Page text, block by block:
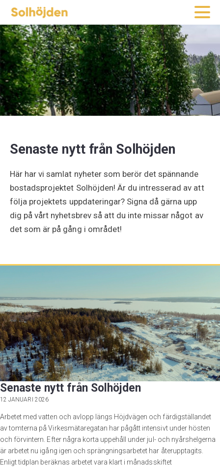
Senaste nytt från Solhöjden
Här har vi samlat nyheter som berör det spännande
bostadsprojektet Solhöjden! Är du intresserad av att
följa projektets uppdateringar? Signa då gärna upp
dig på vårt nyhetsbrev så att du inte missar något av
det som är på gång i området!
Senaste nytt från Solhöjden
12 JANUARI 2026
Arbetet med vatten och avlopp längs Höjdvägen och färdigställandet
av tomterna på Virkesmätaregatan har pågått intensivt under hösten
och förvintern. Efter några korta uppehåll under jul- och nyårshelgerna
är arbetet nu igång igen och sprängningsarbetet har återupptagits.
Enligt tidplan beräknas arbetet vara klart i månadsskiftet